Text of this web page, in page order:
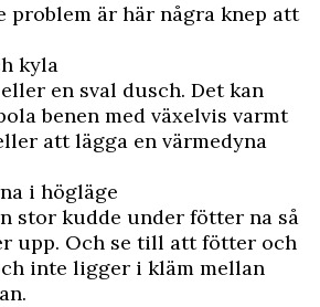
problem är här några knep att
kyla
en sval dusch. Det kan
benen med växelvis varmt
att lägga en värmedyna
i högläge
stor kudde under fötter na så
upp. Och se till att fötter och
inte ligger i kläm mellan